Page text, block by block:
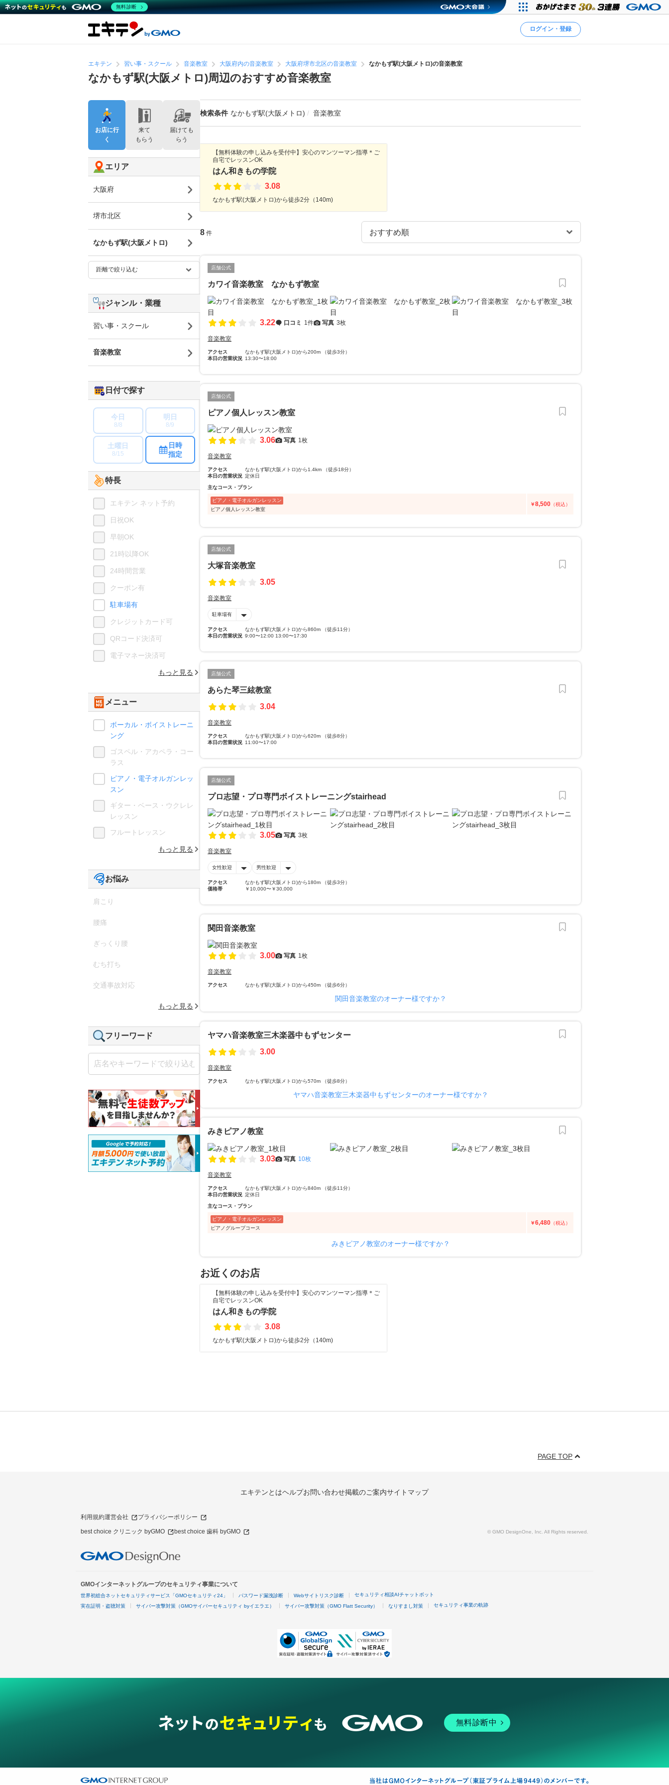
ログイン・登録
エキテン 習い事・スクール 音楽教室 大阪府内の音楽教室 大阪府堺市北区の音楽教室 なかもず駅(大阪メトロ)の音楽教室
なかもず駅(大阪メトロ)周辺のおすすめ音楽教室
検索条件 なかもず駅(大阪メトロ) 音楽教室
【無料体験の申し込みを受付中】安心のマンツーマン指導＊ご
自宅でレッスンOK
はん和きもの学院
3.08
なかもず駅(大阪メトロ)から徒歩2分（140m)
8 件
店舗公式
カワイ音楽教室 なかもず教室
3.22 口コミ 1件 写真 3枚
音楽教室
アクセス
なかもず駅(大阪メトロ)から200m （徒歩3分）
本日の営業状況 13:30〜18:00
店舗公式
ピアノ個人レッスン教室
3.06 写真 1枚
音楽教室
アクセス
なかもず駅(大阪メトロ)から1.4km （徒歩18分）
本日の営業状況 定休日
主なコース・プラン
ピアノ・電子オルガンレッスン
ピアノ個人レッスン教室
￥8,500 （税込）
店舗公式
大塚音楽教室
3.05
音楽教室
駐車場有
アクセス
なかもず駅(大阪メトロ)から860m （徒歩11分）
本日の営業状況 9:00〜12:00 13:00〜17:30
店舗公式
あらた琴三絃教室
3.04
音楽教室
アクセス
なかもず駅(大阪メトロ)から620m （徒歩8分）
本日の営業状況 11:00〜17:00
店舗公式
プロ志望・プロ専門ボイストレーニングstairhead
3.05 写真 3枚
音楽教室
女性歓迎 男性歓迎
アクセス
なかもず駅(大阪メトロ)から180m （徒歩3分）
価格帯
￥10,000〜￥30,000
関田音楽教室
3.00 写真 1枚
音楽教室
アクセス なかもず駅(大阪メトロ)から450m （徒歩6分）
関田音楽教室のオーナー様ですか？
ヤマハ音楽教室三木楽器中もずセンター
3.00
音楽教室
アクセス なかもず駅(大阪メトロ)から570m （徒歩8分）
ヤマハ音楽教室三木楽器中もずセンターのオーナー様ですか？
みきピアノ教室
3.03 写真 10枚
音楽教室
アクセス
なかもず駅(大阪メトロ)から840m （徒歩11分）
本日の営業状況 定休日
主なコース・プラン
ピアノ・電子オルガンレッスン
ピアノグループコース
￥6,480 （税込）
みきピアノ教室のオーナー様ですか？
お近くのお店
【無料体験の申し込みを受付中】安心のマンツーマン指導＊ご
自宅でレッスンOK
はん和きもの学院
3.08
なかもず駅(大阪メトロ)から徒歩2分（140m)
お店に行
く
来て
もらう
届けても
らう
エリア
大阪府
堺市北区
なかもず駅(大阪メトロ)
ジャンル・業種
習い事・スクール
音楽教室
日付で探す
今日
8/8
明日
8/9
土曜日
8/15
日時
指定
特長
エキテン ネット予約
日祝OK
早朝OK
21時以降OK
24時間営業
クーポン有
駐車場有
クレジットカード可
QRコード決済可
電子マネー決済可
もっと見る
メニュー
ボーカル・ボイストレーニ
ング
ゴスペル・アカペラ・コー
ラス
ピアノ・電子オルガンレッ
スン
ギター・ベース・ウクレレ
レッスン
フルートレッスン
もっと見る
お悩み
肩こり
腰痛
ぎっくり腰
むち打ち
交通事故対応
もっと見る
フリーワード
PAGE TOP
エキテンとはヘルプお問い合わせ掲載のご案内サイトマップ
利用規約運営会社 プライバシーポリシー
best choice クリニック byGMO best choice 歯科 byGMO © GMO DesignOne, Inc. All Rights reserved.
GMOインターネットグループのセキュリティ事業について
世界初総合ネットセキュリティサービス「GMOセキュリティ24」 パスワード漏洩診断 Webサイトリスク診断 セキュリティ相談AIチャットボット
実在証明・盗聴対策 サイバー攻撃対策（GMOサイバーセキュリティ byイエラエ） サイバー攻撃対策（GMO Flatt Security） なりすまし対策 セキュリティ事業の軌跡
無料診断中
無料診断